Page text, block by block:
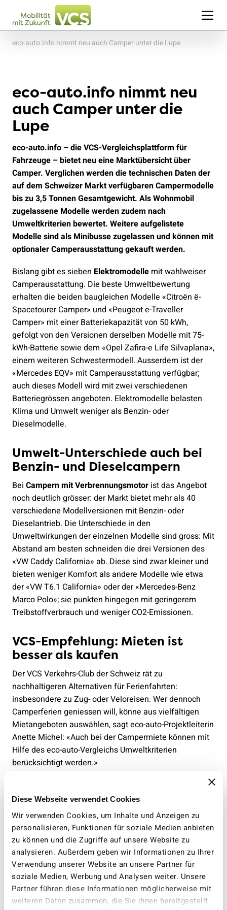
Diese Webseite verwendet Cookies
Wir verwenden Cookies, um Inhalte und Anzeigen zu
personalisieren, Funktionen für soziale Medien anbieten
zu können und die Zugriffe auf unsere Website zu
analysieren. Außerdem geben wir Informationen zu Ihrer
Verwendung unserer Website an unsere Partner für
soziale Medien, Werbung und Analysen weiter. Unsere
Partner führen diese Informationen möglicherweise mit
weiteren Daten zusammen, die Sie ihnen bereitgestellt
eco-auto.info nimmt neu auch Camper unter die Lupe
eco-auto.info nimmt neu
auch Camper unter die
Lupe
eco-auto.info – die VCS-Vergleichsplattform für
Fahrzeuge – bietet neu eine Marktübersicht über
Camper. Verglichen werden die technischen Daten der
auf dem Schweizer Markt verfügbaren Campermodelle
bis zu 3,5 Tonnen Gesamtgewicht. Als Wohnmobil
zugelassene Modelle werden zudem nach
Umweltkriterien bewertet. Weitere aufgelistete
Modelle sind als Minibusse zugelassen und können mit
optionaler Camperausstattung gekauft werden.
Bislang gibt es sieben Elektromodelle mit wahlweiser
Camperausstattung. Die beste Umweltbewertung
erhalten die beiden baugleichen Modelle «Citroën ë-
Spacetourer Camper» und «Peugeot e-Traveller
Camper» mit einer Batteriekapazität von 50 kWh,
gefolgt von den Versionen derselben Modelle mit 75-
kWh-Batterie sowie dem «Opel Zafira-e Life Silvaplana»,
einem weiteren Schwestermodell. Ausserdem ist der
«Mercedes EQV» mit Camperausstattung verfügbar;
auch dieses Modell wird mit zwei verschiedenen
Batteriegrössen angeboten. Elektromodelle belasten
Klima und Umwelt weniger als Benzin- oder
Dieselmodelle.
Umwelt-Unterschiede auch bei
Benzin- und Dieselcampern
Bei Campern mit Verbrennungsmotor ist das Angebot
noch deutlich grösser: der Markt bietet mehr als 40
verschiedene Modellversionen mit Benzin- oder
Dieselantrieb. Die Unterschiede in den
Umweltwirkungen der einzelnen Modelle sind gross: Mit
Abstand am besten schneiden die drei Versionen des
«VW Caddy California» ab. Diese sind zwar kleiner und
bieten weniger Komfort als andere Modelle wie etwa
der «VW T6.1 California» oder der «Mercedes-Benz
Marco Polo»; sie punkten hingegen mit geringerem
Treibstoffverbrauch und weniger CO2-Emissionen.
VCS-Empfehlung: Mieten ist
besser als kaufen
Der VCS Verkehrs-Club der Schweiz rät zu
nachhaltigeren Alternativen für Ferienfahrten:
insbesondere zu Zug- oder Veloreisen. Wer dennoch
Camperferien geniessen will, könne aus vielfältigen
Mietangeboten auswählen, sagt eco-auto-Projektleiterin
Anette Michel: «Auch bei der Campermiete können mit
Hilfe des eco-auto-Vergleichs Umweltkriterien
berücksichtigt werden.»
Gründen klar vorzuziehen. «Wird ein Camper auch für
Fahrten im Alltag benutzt, verbraucht er im Vergleich zu
einem dafür geeigneten, kleineren Personenwagen viel
mehr Energie und verursacht mehr klima- und
gesundheitsschädigende Emissionen. Und auch wenn
ein Camper ausschliesslich für Ferienreisen eingesetzt
wird, belastet er die Umwelt durch seine
ressourcenintensive Herstellung und braucht Platz.»